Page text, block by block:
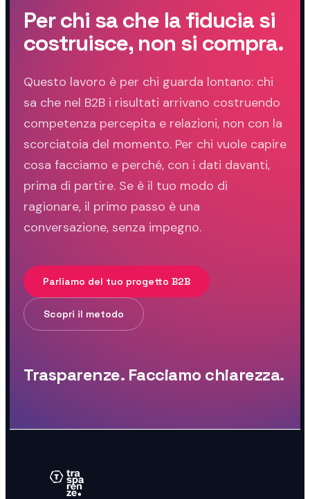
Per chi sa che la fiducia si
costruisce, non si compra.
Questo lavoro è per chi guarda lontano: chi
sa che nel B2B i risultati arrivano costruendo
competenza percepita e relazioni, non con la
scorciatoia del momento. Per chi vuole capire
cosa facciamo e perché, con i dati davanti,
prima di partire. Se è il tuo modo di
ragionare, il primo passo è una
conversazione, senza impegno.
Parliamo del tuo progetto B2B
Scopri il metodo
Trasparenze. Facciamo chiarezza.